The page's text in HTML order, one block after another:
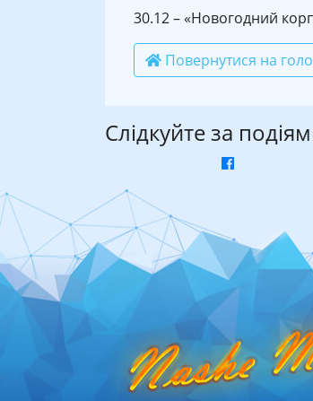
30.12 – «Новогодний
Повернутися на
Слідкуйте за